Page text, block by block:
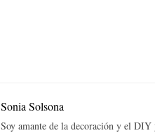
Sonia Solsona
Soy amante de la decoración y el DIY